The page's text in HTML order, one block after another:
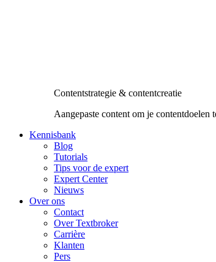
Contentstrategie & contentcreatie
Aangepaste content om je
Kennisbank
Blog
Tutorials
Tips voor de expert
Expert Center
Nieuws
Over ons
Contact
Over Textbroker
Carrière
Klanten
Pers